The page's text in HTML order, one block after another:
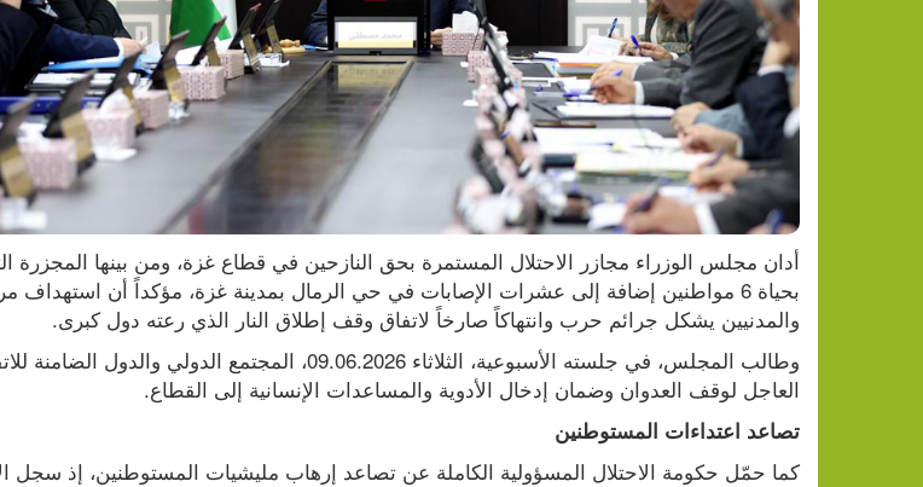
والمدنيين يشكل جرائم حرب وانتهاكاً صارخاً لاتفاق وقف إطلاق النار الذي رعته دول كبرى.
العاجل لوقف العدوان وضمان إدخال الأدوية والمساعدات الإنسانية إلى القطاع.
تصاعد اعتداءات المستوطنين